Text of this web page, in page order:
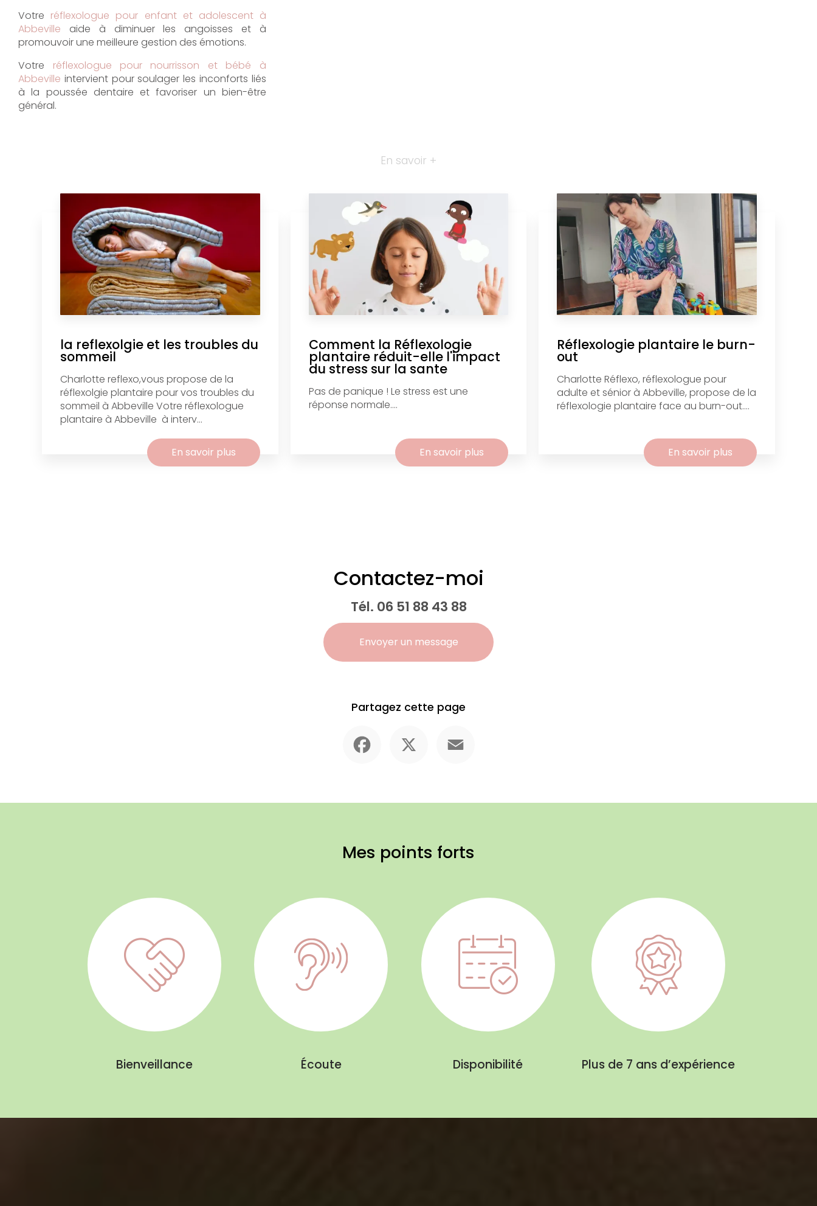
Votre réflexologue pour enfant et adolescent à
Abbeville aide à diminuer les angoisses et à
promouvoir une meilleure gestion des émotions.
Votre réflexologue pour nourrisson et bébé à
Abbeville intervient pour soulager les inconforts liés
à la poussée dentaire et favoriser un bien-être
général.
En savoir +
la reflexolgie et les troubles du
sommeil
Charlotte reflexo,vous propose de la
réflexolgie plantaire pour vos troubles du
sommeil à Abbeville Votre réflexologue
plantaire à Abbeville à interv...
En savoir plus
Comment la Réflexologie
plantaire réduit-elle l'impact
du stress sur la sante
Pas de panique ! Le stress est une
réponse normale....
En savoir plus
Réflexologie plantaire le burn-
out
Charlotte Réflexo, réflexologue pour
adulte et sénior à Abbeville, propose de la
réflexologie plantaire face au burn-out....
En savoir plus
Contactez-moi
Tél. 06 51 88 43 88
Envoyer un message
Partagez cette page
Mes points forts
Bienveillance Écoute Disponibilité Plus de 7 ans d’expérience